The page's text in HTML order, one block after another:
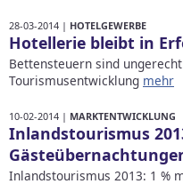
28-03-2014 | HOTELGEWERBE
Hotellerie bleibt in
Bettensteuern sind
Tourismusentwicklung mehr
10-02-2014 | MARKTENTWICKLUNG
Inlandstourismus
Inlandstourismus 2013: 1 %